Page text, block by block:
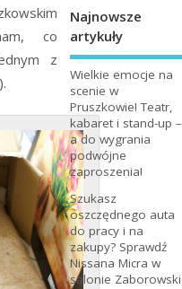
co
z
Najnowsze
artykuły
Wielkie emocje na
scenie w
Pruszkowie! Teatr,
kabaret i stand-up –
a do wygrania
podwójne
zaproszenia!
Szukasz
oszczędnego auta
do pracy i na
zakupy? Sprawdź
Nissana Micra w
salonie Zaborowski